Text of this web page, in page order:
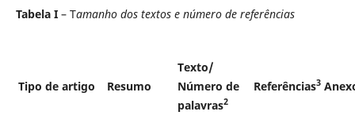
Tabela I– Tamanho dos textos e número de referências
Tipo de artigo Resumo
Texto/
Número de
palavras2
Referências3